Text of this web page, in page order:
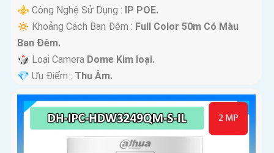
⚜️ Công Nghệ Sử Dụng : IP POE.
🔅 Khoảng Cách Ban Đêm : Full Color 50m Có Màu
Ban Ðêm.
🎲 Loại Camera Dome Kim loại.
️💎 Ưu Điểm : Thu Âm.